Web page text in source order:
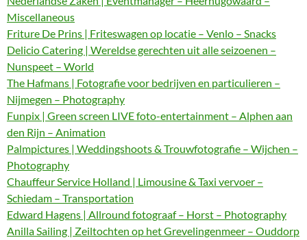
Miscellaneous
Friture De Prins | Friteswagen op locatie – Venlo – Snacks
Delicio Catering | Wereldse gerechten uit alle seizoenen –
Nunspeet – World
The Hafmans | Fotografie voor bedrijven en particulieren –
Nijmegen – Photography
Funpix | Green screen LIVE foto-entertainment – Alphen aan
den Rijn – Animation
Palmpictures | Weddingshoots & Trouwfotografie – Wijchen –
Photography
Chauffeur Service Holland | Limousine & Taxi vervoer –
Schiedam – Transportation
Edward Hagens | Allround fotograaf – Horst – Photography
Anilla Sailing | Zeiltochten op het Grevelingenmeer – Ouddorp